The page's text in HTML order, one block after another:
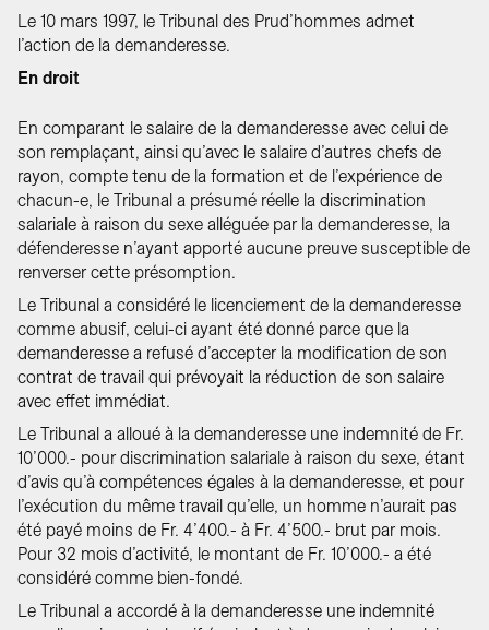
Le 10 mars 1997, le Tribunal des Prud’hommes admet
l’action de la demanderesse.
En droit
En comparant le salaire de la demanderesse avec celui de
son remplaçant, ainsi qu’avec le salaire d’autres chefs de
rayon, compte tenu de la formation et de l’expérience de
chacun-e, le Tribunal a présumé réelle la discrimination
salariale à raison du sexe alléguée par la demanderesse, la
défenderesse n’ayant apporté aucune preuve susceptible de
renverser cette présomption.
Le Tribunal a considéré le licenciement de la demanderesse
comme abusif, celui-ci ayant été donné parce que la
demanderesse a refusé d’accepter la modification de son
contrat de travail qui prévoyait la réduction de son salaire
avec effet immédiat.
Le Tribunal a alloué à la demanderesse une indemnité de Fr.
10’000.- pour discrimination salariale à raison du sexe, étant
d’avis qu’à compétences égales à la demanderesse, et pour
l’exécution du même travail qu’elle, un homme n’aurait pas
été payé moins de Fr. 4’400.- à Fr. 4’500.- brut par mois.
Pour 32 mois d’activité, le montant de Fr. 10’000.- a été
considéré comme bien-fondé.
Le Tribunal a accordé à la demanderesse une indemnité